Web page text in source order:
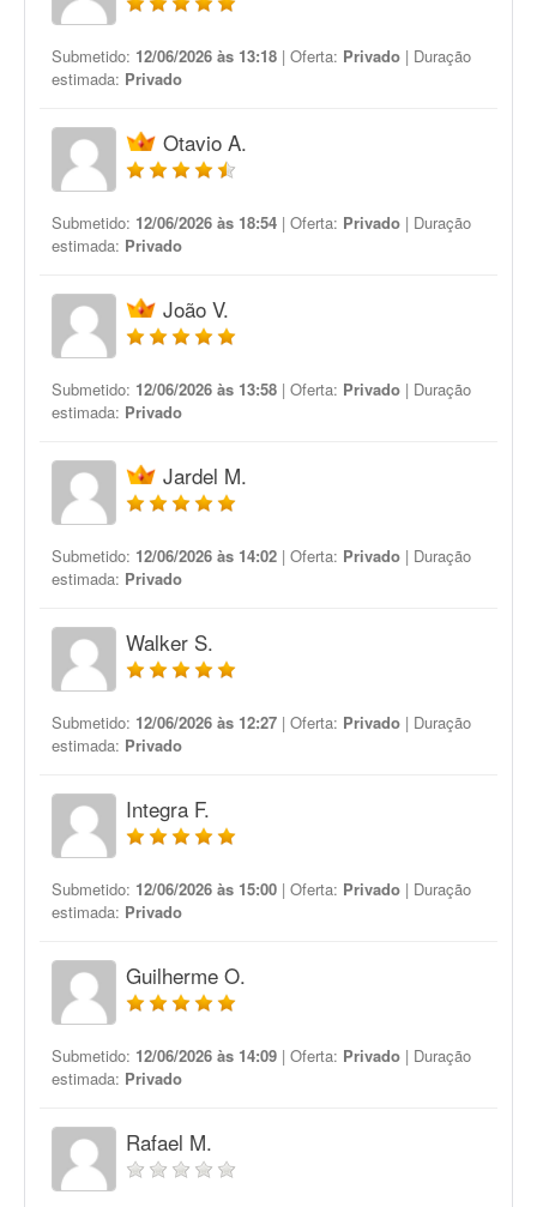
Submetido: 12/06/2026 às 13:18 | Oferta: Privado | Duração
estimada: Privado
Otavio A.
Submetido: 12/06/2026 às 18:54 | Oferta: Privado | Duração
estimada: Privado
João V.
Submetido: 12/06/2026 às 13:58 | Oferta: Privado | Duração
estimada: Privado
Jardel M.
Submetido: 12/06/2026 às 14:02 | Oferta: Privado | Duração
estimada: Privado
Walker S.
Submetido: 12/06/2026 às 12:27 | Oferta: Privado | Duração
estimada: Privado
Integra F.
Submetido: 12/06/2026 às 15:00 | Oferta: Privado | Duração
estimada: Privado
Guilherme O.
Submetido: 12/06/2026 às 14:09 | Oferta: Privado | Duração
estimada: Privado
Rafael M.